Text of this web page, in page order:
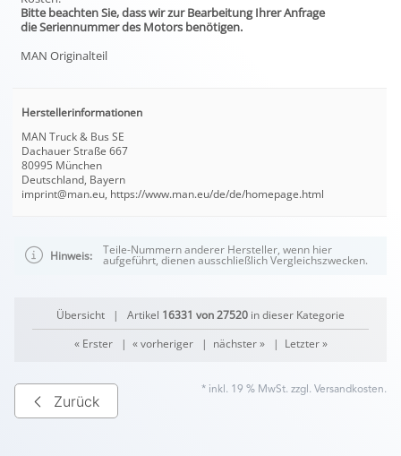
Bitte beachten Sie, dass wir zur Bearbeitung Ihrer Anfrage
die Seriennummer des Motors benötigen.
MAN Originalteil
Herstellerinformationen
MAN Truck & Bus SE
Dachauer Straße 667
80995 München
Deutschland, Bayern
imprint@man.eu, https://www.man.eu/de/de/homepage.html
Hinweis: Teile-Nummern anderer Hersteller, wenn hier
aufgeführt, dienen ausschließlich Vergleichszwecken.
Übersicht | Artikel 16331 von 27520 in dieser Kategorie
« Erster| « vorheriger| nächster »| Letzter »
Zurück
* inkl. 19 % MwSt. zzgl. Versandkosten.